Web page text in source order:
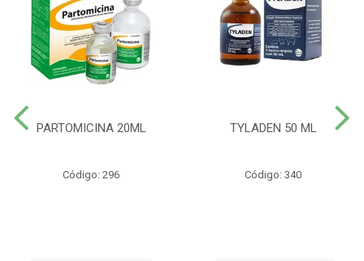
PARTOMICINA 20ML
Código: 296
TYLADEN 50 ML
Código: 340